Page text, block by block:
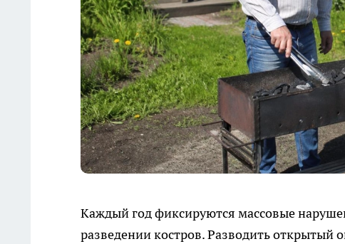
Каждый год фиксируются массовые
разведении костров. Разводить открытый